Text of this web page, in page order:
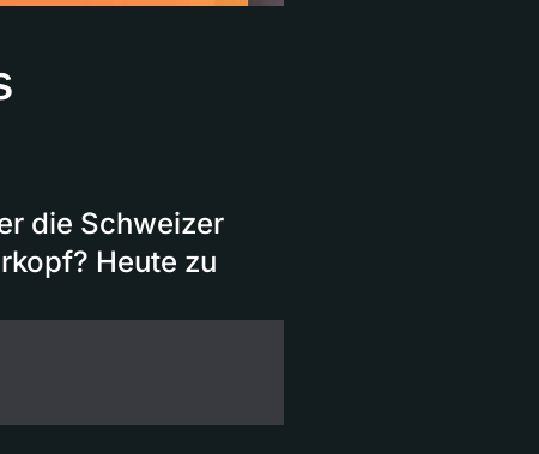
die Schweizer
Heute zu